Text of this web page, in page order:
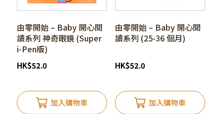
由零開始 – Baby 開心閱
讀系列 神奇眼鏡 (Super
i-Pen版)
HK$52.0
加入購物車
由零開始 – Baby 開心閱
讀系列 (25-36 個月)
HK$52.0
加入購物車